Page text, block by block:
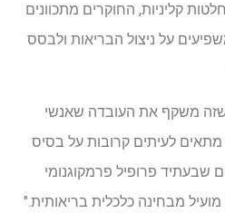
קליניות, החוקרים מתכוונים
על ניצול הבריאות ולבסס
שזה משקף את העובדה שאנשי
לעיתים קרובות על בסיס
שבעתיד פרופיל פרמקוגנומי
מבחינה כלכלית בריאותית."